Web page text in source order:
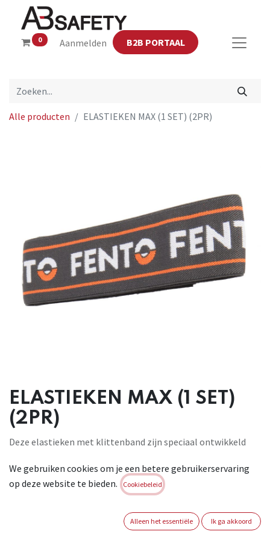
0 Aanmelden B2B PORTAAL
Alle producten ELASTIEKEN MAX (1 SET) (2PR)
ELASTIEKEN MAX (1 SET)
(2PR)
Deze elastieken met klittenband zijn speciaal ontwikkeld
je ze gemakkelijk vervangen. Dit maakt de FENTO MAX een
stuk duurzamer. Het zijn stevige en brede elastieken die om
We gebruiken cookies om je een betere gebruikerservaring
op deze website te bieden.
Cookiebeleid
Alleen het essentiële Ik ga akkoord